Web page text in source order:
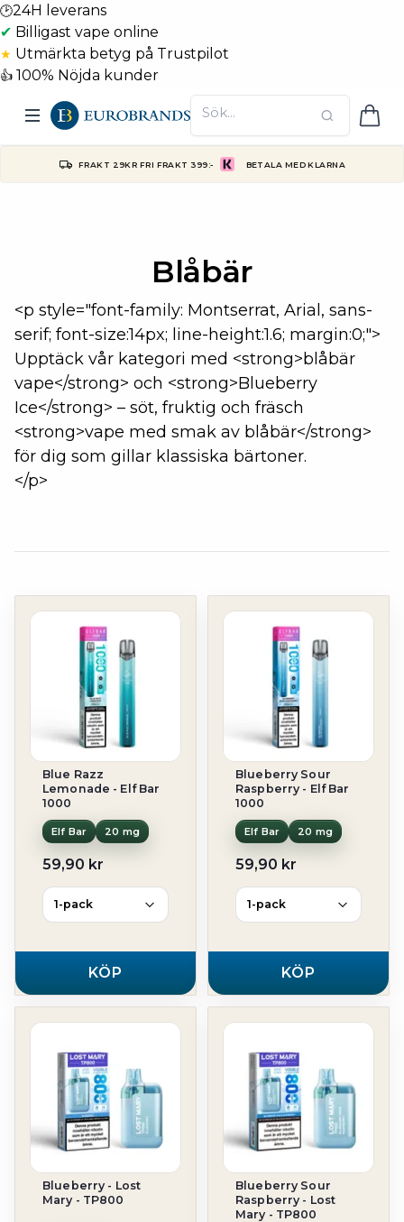
🕑24H leverans
✔ Billigast vape online
★ Utmärkta betyg på Trustpilot
👍 100% Nöjda kunder
FRAKT 29KR FRI FRAKT 399:- BETALA MED KLARNA
Blåbär
<p style="font-family: Montserrat, Arial, sans-
serif; font-size:14px; line-height:1.6; margin:0;">
Upptäck vår kategori med <strong>blåbär
vape</strong> och <strong>Blueberry
Ice</strong> – söt, fruktig och fräsch
<strong>vape med smak av blåbär</strong>
för dig som gillar klassiska bärtoner.
</p>
Blue Razz
Lemonade - Elf Bar
1000
Elf Bar 20 mg
59,90 kr
KÖP
Blueberry Sour
Raspberry - Elf Bar
1000
Elf Bar 20 mg
59,90 kr
KÖP
Blueberry - Lost
Mary - TP800
Blueberry Sour
Raspberry - Lost
Mary - TP800